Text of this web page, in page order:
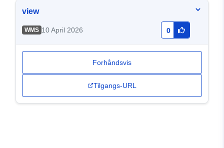
view
WMS 10 April 2026 0
Forhåndsvis
Tilgangs-URL